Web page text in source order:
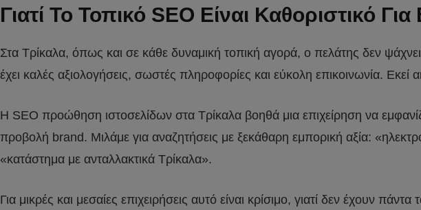
Γιατί Το Τοπικό SEO Είναι Καθοριστικό
Στα Τρίκαλα, όπως και σε κάθε δυναμική τοπική αγορά, ο πελάτης δεν ψάχνει
έχει καλές αξιολογήσεις, σωστές πληροφορίες και εύκολη επικοινωνία. Εκεί
Η SEO προώθηση ιστοσελίδων στα Τρίκαλα βοηθά μια επιχείρηση να
προβολή brand. Μιλάμε για αναζητήσεις με ξεκάθαρη εμπορική αξία:
«κατάστημα με ανταλλακτικά Τρίκαλα».
Για μικρές και μεσαίες επιχειρήσεις αυτό είναι κρίσιμο, γιατί δεν έχουν